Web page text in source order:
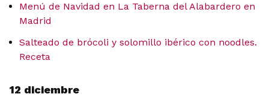
Menú de Navidad en La Taberna del Alabardero en
Madrid
Salteado de brócoli y solomillo ibérico con noodles.
Receta
12 diciembre